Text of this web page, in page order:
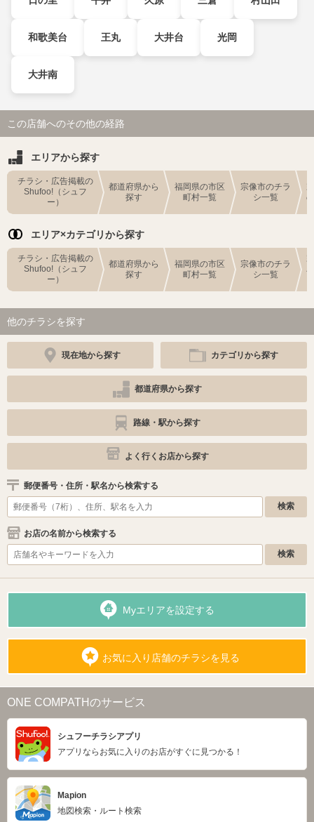
和歌美台 王丸 大井台 光岡
大井南
この店舗へのその他の経路
エリアから探す
チラシ・広告掲載の
Shufoo!（シュフ
ー）
都道府県から
探す
福岡県の市区
町村一覧
宗像市のチラ
シ一覧
エリア×カテゴリから探す
チラシ・広告掲載の
Shufoo!（シュフ
ー）
都道府県から
探す
福岡県の市区
町村一覧
宗像市のチラ
シ一覧
他のチラシを探す
現在地から探す カテゴリから探す
都道府県から探す
路線・駅から探す
よく行くお店から探す
郵便番号・住所・駅名から検索する
お店の名前から検索する
Myエリアを設定する
お気に入り店舗のチラシを見る
ONE COMPATHのサービス
シュフーチラシアプリ
アプリならお気に入りのお店がすぐに見つかる！
Mapion
地図検索・ルート検索